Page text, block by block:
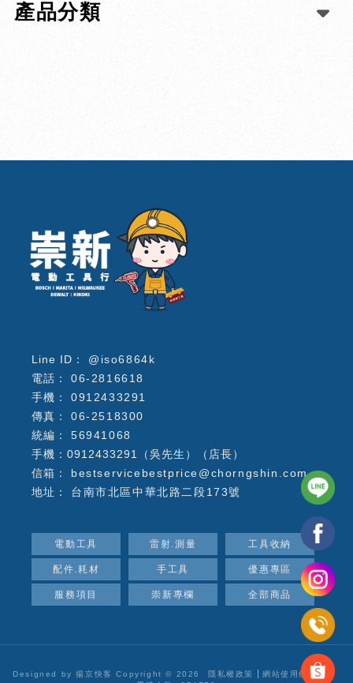
產品分類
@iso6864k
06-2816618
0912433291
06-2518300
56941068
手機：0912433291（吳先生）（店長）
bestservicebestprice@chorngshin.com
台南市北區中華北路二段173號
電動工具 雷射.測量 工具收納
配件.耗材 手工具 優惠專區
服務項目 崇新專欄 全部商品
Designed by揚京快客 Copyright © 2026 隱私權政策 網站使用條款
..